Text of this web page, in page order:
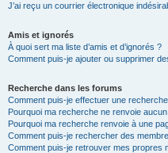
J’ai reçu un courrier électronique
Amis et ignorés
À quoi sert ma liste d’amis et d’ignorés ?
Comment puis-je ajouter ou supprimer
Recherche dans les forums
Comment puis-je effectuer une
Pourquoi ma recherche ne renvoie
Pourquoi ma recherche renvoie à une
Comment puis-je rechercher des
Comment puis-je retrouver mes propres